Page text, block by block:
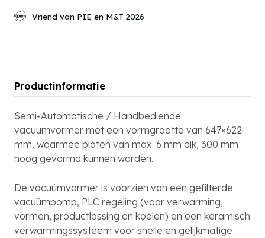
Vriend van PIE en M&T 2026
Productinformatie
Semi-Automatische / Handbediende
vacuumvormer met een vormgrootte van 647×622
mm, waarmee platen van max. 6 mm dik, 300 mm
hoog gevormd kunnen worden.
De vacuümvormer is voorzien van een gefilterde
vacuümpomp, PLC regeling (voor verwarming,
vormen, productlossing en koelen) en een keramisch
verwarmingssysteem voor snelle en gelijkmatige